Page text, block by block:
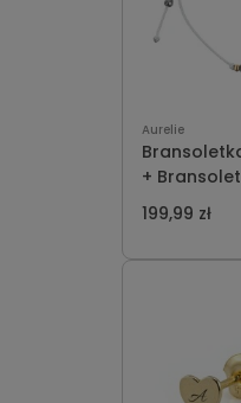
Aurelie
+
199,99 zł